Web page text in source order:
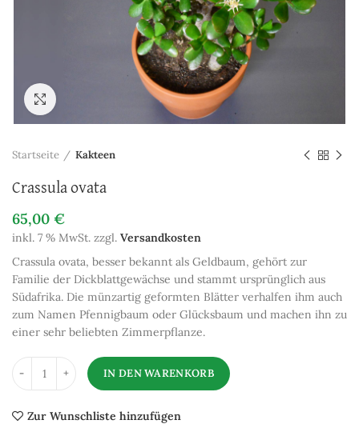
Zum Vergrößern anklicken
Startseite Kakteen
Crassula ovata
65,00 €
inkl. 7 % MwSt. zzgl. Versandkosten
Crassula ovata, besser bekannt als Geldbaum, gehört zur
Familie der Dickblattgewächse und stammt ursprünglich aus
Südafrika. Die münzartig geformten Blätter verhalfen ihm auch
zum Namen Pfennigbaum oder Glücksbaum und machen ihn zu
einer sehr beliebten Zimmerpflanze.
IN DEN WARENKORB
Zur Wunschliste hinzufügen